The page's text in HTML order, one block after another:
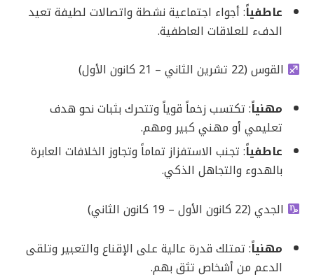
عاطفياً: أجواء اجتماعية نشطة واتصالات لطيفة تعيد
الدفء للعلاقات العاطفية.
القوس (22 تشرين الثاني – 21 كانون الأول)
مهنياً: تكتسب زخماً قوياً وتتحرك بثبات نحو هدف
تعليمي أو مهني كبير ومهم.
عاطفياً: تجنب الاستفزاز تماماً وتجاوز الخلافات العابرة
بالهدوء والتجاهل الذكي.
الجدي (22 كانون الأول – 19 كانون الثاني)
مهنياً: تمتلك قدرة عالية على الإقناع والتعبير وتلقى
الدعم من أشخاص تثق بهم.